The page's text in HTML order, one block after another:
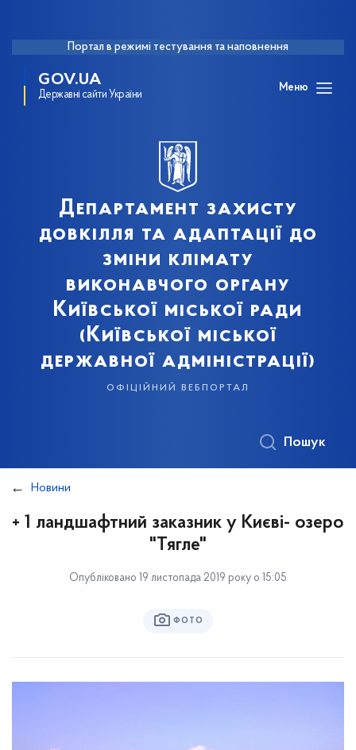
Портал в режимі тестування та наповнення
GOV.UA
Державні сайти України
Меню
Департамент захисту
довкілля та адаптації до
зміни клімату
виконавчого органу
Київської міської ради
(Київської міської
державної адміністрації)
офіційний вебпортал
Пошук
Новини
+ 1 ландшафтний заказник у Києві- озеро
"Тягле"
Опубліковано 19 листопада 2019 року о 15:05
ФОТО